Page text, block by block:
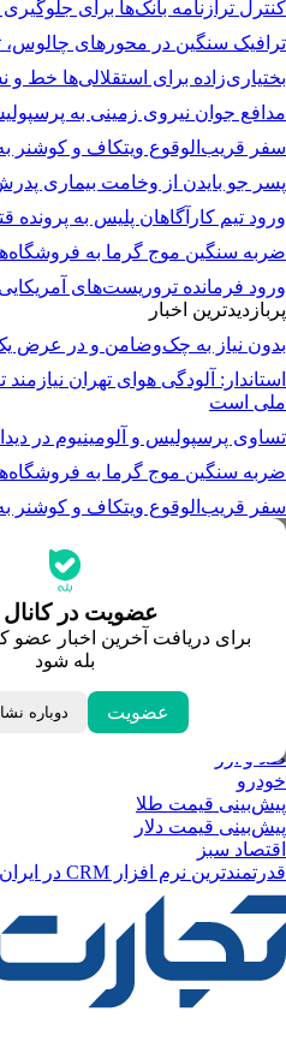
کنترل ترازنامه بانک‌ها برای
ترافیک سنگین در محورهای چالوس،
بختیاری‌زاده برای استقلالی‌ها خط
مدافع جوان نیروی زمینی به
سفر قریب‌الوقوع ویتکاف و کوشنر
پسر جو بایدن از وخامت بیماری
ورود تیم کارآگاهان پلیس به
ضربه سنگین موج گرما به
ورود فرمانده تروریست‌های آمریکایی
پربازدیدترین اخبار
بدون نیاز به چک‌وضامن و در عرض
استاندار: آلودگی هوای تهران
ملی است
تساوی پرسپولیس و آلومینیوم در
ضربه سنگین موج گرما به
سفر قریب‌الوقوع ویتکاف و کوشنر
عضویت در کانال
برای دریافت آخرین اخبار عضو
بله شود
عضویت دوباره
جدیدترین قیمت‌ها
قیمت درهم امارات
لحظه تحویل سال
داغ‌ترین‌های اقتصادی
طلا و ارز
خودرو
پیش‌بینی قیمت طلا
پیش‌بینی قیمت دلار
اقتصاد سبز
قدرتمندترین نرم‌ افزار CRM در ایران